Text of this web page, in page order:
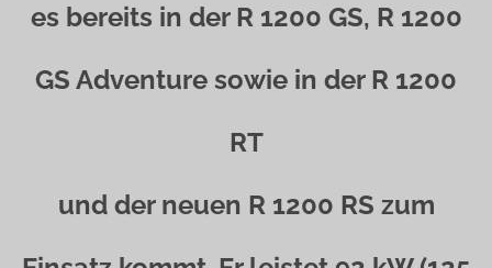
es bereits in der R 1200 GS, R 1200
GS Adventure sowie in der R 1200
RT
und der neuen R 1200 RS zum